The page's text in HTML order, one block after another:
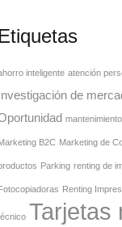
Etiquetas
inteligente atención
Investigación de
B2C Marketing de
Parking renting de
Renting
Tarjetas